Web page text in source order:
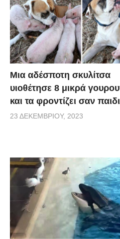
Μια αδέσποτη σκυλίτσα
υιοθέτησε 8 μικρά
και τα φροντίζει σαν
23 ΔΕΚΕΜΒΡΊΟΥ, 2023